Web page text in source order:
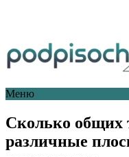
Меню
Сколько общих
различные